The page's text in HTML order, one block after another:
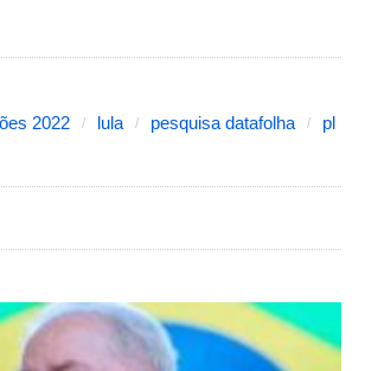
2022 lula pesquisa datafolha
pl